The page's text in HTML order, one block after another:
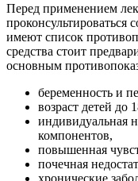
Перед применением
имеют список
средства стоит
основным
беременность и
возраст детей до
индивидуальная
компонентов,
повышенная
почечная
хронические